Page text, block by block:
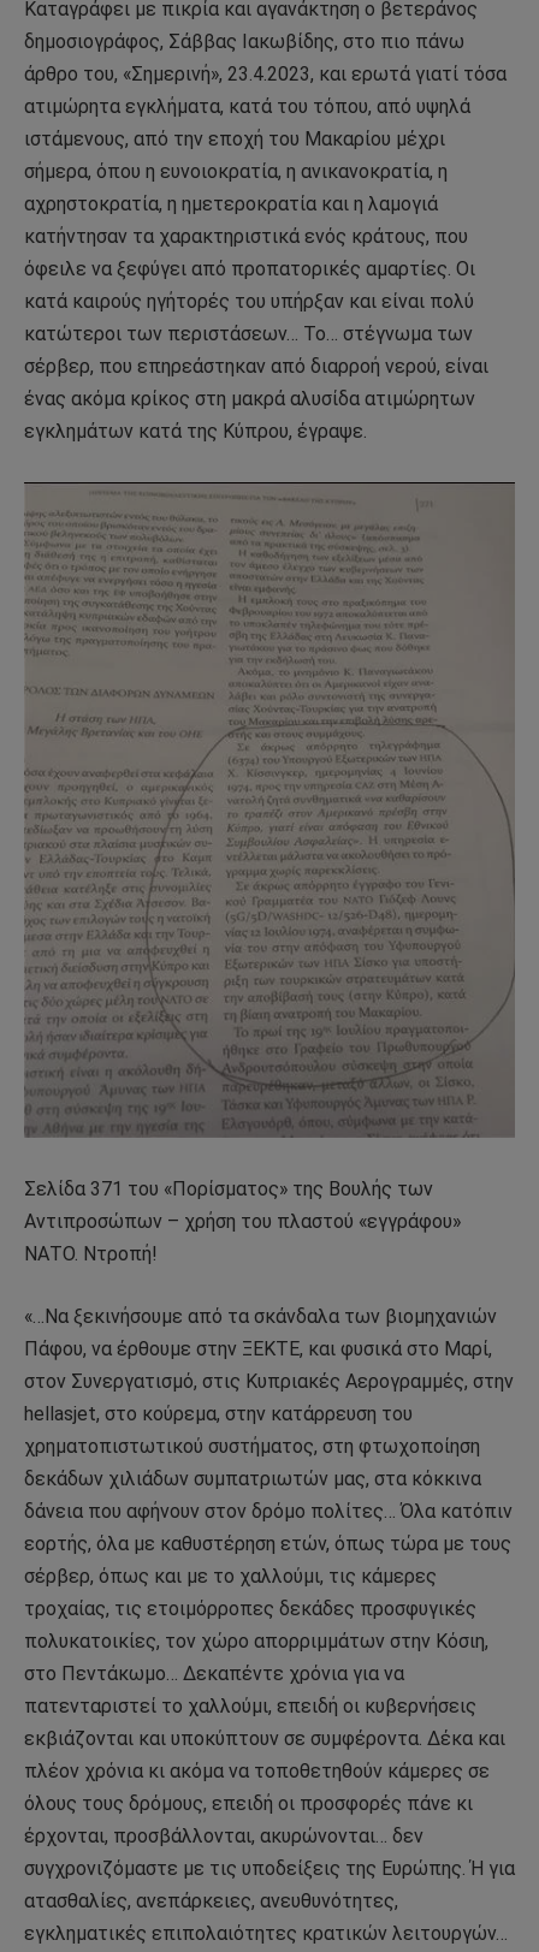
Καταγράφει με πικρία και αγανάκτηση ο βετεράνος
δημοσιογράφος, Σάββας Ιακωβίδης, στο πιο πάνω
άρθρο του, «Σημερινή», 23.4.2023, και ερωτά γιατί τόσα
ατιμώρητα εγκλήματα, κατά του τόπου, από υψηλά
ιστάμενους, από την εποχή του Μακαρίου μέχρι
σήμερα, όπου η ευνοιοκρατία, η ανικανοκρατία, η
αχρηστοκρατία, η ημετεροκρατία και η λαμογιά
κατήντησαν τα χαρακτηριστικά ενός κράτους, που
όφειλε να ξεφύγει από προπατορικές αμαρτίες. Οι
κατά καιρούς ηγήτορές του υπήρξαν και είναι πολύ
κατώτεροι των περιστάσεων… Το… στέγνωμα των
σέρβερ, που επηρεάστηκαν από διαρροή νερού, είναι
ένας ακόμα κρίκος στη μακρά αλυσίδα ατιμώρητων
εγκλημάτων κατά της Κύπρου, έγραψε.
Σελίδα 371 του «Πορίσματος» της Βουλής των
Αντιπροσώπων – χρήση του πλαστού «εγγράφου»
ΝΑΤΟ. Ντροπή!
«…Να ξεκινήσουμε από τα σκάνδαλα των βιομηχανιών
Πάφου, να έρθουμε στην ΞΕΚΤΕ, και φυσικά στο Μαρί,
στον Συνεργατισμό, στις Κυπριακές Αερογραμμές, στην
hellasjet, στο κούρεμα, στην κατάρρευση του
χρηματοπιστωτικού συστήματος, στη φτωχοποίηση
δεκάδων χιλιάδων συμπατριωτών μας, στα κόκκινα
δάνεια που αφήνουν στον δρόμο πολίτες… Όλα κατόπιν
εορτής, όλα με καθυστέρηση ετών, όπως τώρα με τους
σέρβερ, όπως και με το χαλλούμι, τις κάμερες
τροχαίας, τις ετοιμόρροπες δεκάδες προσφυγικές
πολυκατοικίες, τον χώρο απορριμμάτων στην Κόσιη,
στο Πεντάκωμο… Δεκαπέντε χρόνια για να
πατενταριστεί το χαλλούμι, επειδή οι κυβερνήσεις
εκβιάζονται και υποκύπτουν σε συμφέροντα. Δέκα και
πλέον χρόνια κι ακόμα να τοποθετηθούν κάμερες σε
όλους τους δρόμους, επειδή οι προσφορές πάνε κι
έρχονται, προσβάλλονται, ακυρώνονται… δεν
συγχρονιζόμαστε με τις υποδείξεις της Ευρώπης. Ή για
ατασθαλίες, ανεπάρκειες, ανευθυνότητες,
εγκληματικές επιπολαιότητες κρατικών λειτουργών…